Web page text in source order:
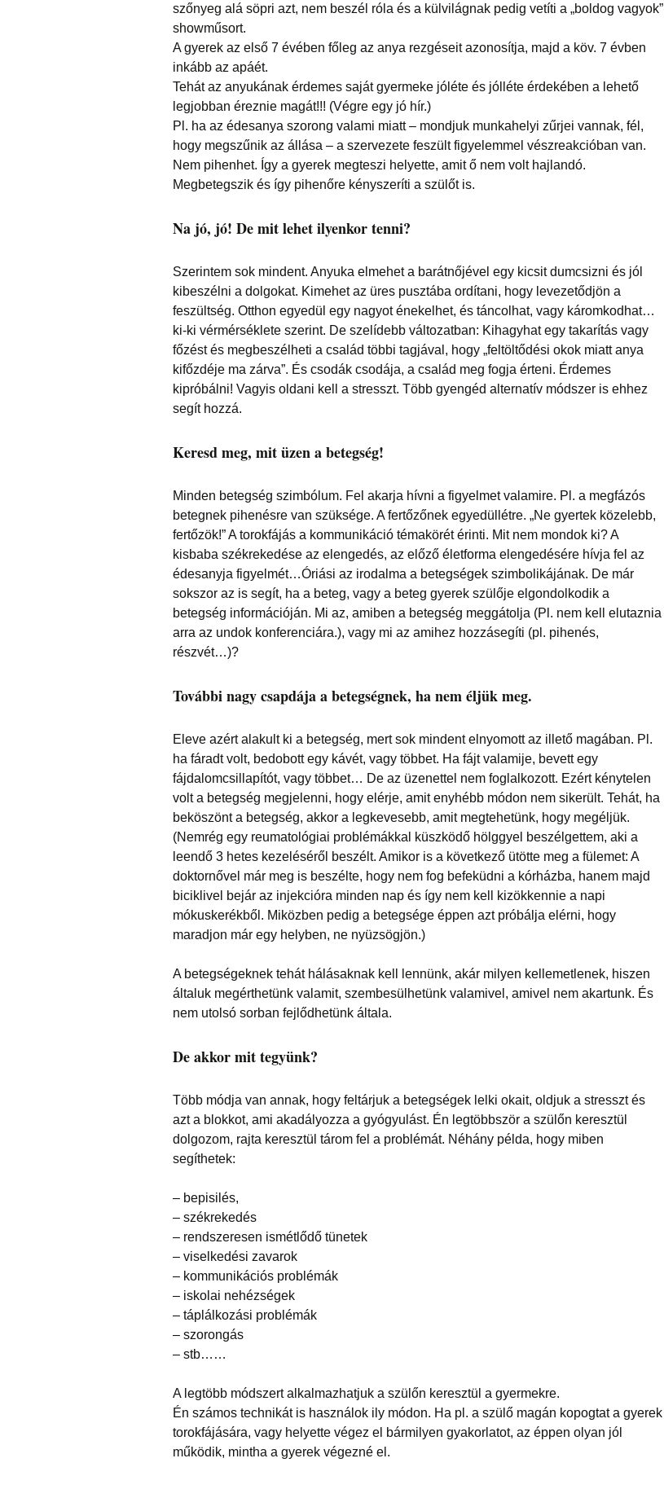
szőnyeg alá söpri azt, nem beszél róla és a külvilágnak pedig vetíti a „boldog vagyok”
showműsort.
A gyerek az első 7 évében főleg az anya rezgéseit azonosítja, majd a köv. 7 évben
inkább az apáét.
Tehát az anyukának érdemes saját gyermeke jóléte és jólléte érdekében a lehető
legjobban éreznie magát!!! (Végre egy jó hír.)
Pl. ha az édesanya szorong valami miatt – mondjuk munkahelyi zűrjei vannak, fél,
hogy megszűnik az állása – a szervezete feszült figyelemmel vészreakcióban van.
Nem pihenhet. Így a gyerek megteszi helyette, amit ő nem volt hajlandó.
Megbetegszik és így pihenőre kényszeríti a szülőt is.
Na jó, jó! De mit lehet ilyenkor tenni?
Szerintem sok mindent. Anyuka elmehet a barátnőjével egy kicsit dumcsizni és jól
kibeszélni a dolgokat. Kimehet az üres pusztába ordítani, hogy levezetődjön a
feszültség. Otthon egyedül egy nagyot énekelhet, és táncolhat, vagy káromkodhat…
ki-ki vérmérséklete szerint. De szelídebb változatban: Kihagyhat egy takarítás vagy
főzést és megbeszélheti a család többi tagjával, hogy „feltöltődési okok miatt anya
kifőzdéje ma zárva”. És csodák csodája, a család meg fogja érteni. Érdemes
kipróbálni! Vagyis oldani kell a stresszt. Több gyengéd alternatív módszer is ehhez
segít hozzá.
Keresd meg, mit üzen a betegség!
Minden betegség szimbólum. Fel akarja hívni a figyelmet valamire. Pl. a megfázós
betegnek pihenésre van szüksége. A fertőzőnek egyedüllétre. „Ne gyertek közelebb,
fertőzök!” A torokfájás a kommunikáció témakörét érinti. Mit nem mondok ki? A
kisbaba székrekedése az elengedés, az előző életforma elengedésére hívja fel az
édesanyja figyelmét…Óriási az irodalma a betegségek szimbolikájának. De már
sokszor az is segít, ha a beteg, vagy a beteg gyerek szülője elgondolkodik a
betegség információján. Mi az, amiben a betegség meggátolja (Pl. nem kell elutaznia
arra az undok konferenciára.), vagy mi az amihez hozzásegíti (pl. pihenés,
részvét…)?
További nagy csapdája a betegségnek, ha nem éljük meg.
Eleve azért alakult ki a betegség, mert sok mindent elnyomott az illető magában. Pl.
ha fáradt volt, bedobott egy kávét, vagy többet. Ha fájt valamije, bevett egy
fájdalomcsillapítót, vagy többet… De az üzenettel nem foglalkozott. Ezért kénytelen
volt a betegség megjelenni, hogy elérje, amit enyhébb módon nem sikerült. Tehát, ha
beköszönt a betegség, akkor a legkevesebb, amit megtehetünk, hogy megéljük.
(Nemrég egy reumatológiai problémákkal küszködő hölggyel beszélgettem, aki a
leendő 3 hetes kezeléséről beszélt. Amikor is a következő ütötte meg a fülemet: A
doktornővel már meg is beszélte, hogy nem fog befeküdni a kórházba, hanem majd
biciklivel bejár az injekcióra minden nap és így nem kell kizökkennie a napi
mókuskerékből. Miközben pedig a betegsége éppen azt próbálja elérni, hogy
maradjon már egy helyben, ne nyüzsögjön.)
A betegségeknek tehát hálásaknak kell lennünk, akár milyen kellemetlenek, hiszen
általuk megérthetünk valamit, szembesülhetünk valamivel, amivel nem akartunk. És
nem utolsó sorban fejlődhetünk általa.
De akkor mit tegyünk?
Több módja van annak, hogy feltárjuk a betegségek lelki okait, oldjuk a stresszt és
azt a blokkot, ami akadályozza a gyógyulást. Én legtöbbször a szülőn keresztül
dolgozom, rajta keresztül tárom fel a problémát. Néhány példa, hogy miben
segíthetek:
– bepisilés,
– székrekedés
– rendszeresen ismétlődő tünetek
– viselkedési zavarok
– kommunikációs problémák
– iskolai nehézségek
– táplálkozási problémák
– szorongás
– stb……
A legtöbb módszert alkalmazhatjuk a szülőn keresztül a gyermekre.
Én számos technikát is használok ily módon. Ha pl. a szülő magán kopogtat a gyerek
torokfájására, vagy helyette végez el bármilyen gyakorlatot, az éppen olyan jól
működik, mintha a gyerek végezné el.